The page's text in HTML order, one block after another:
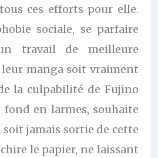
ces efforts pour elle.
sociale, se parfaire
travail de meilleure
manga soit vraiment
la culpabilité de Fujino
fond en larmes, souhaite
soit jamais sortie de cette
le papier, ne laissant